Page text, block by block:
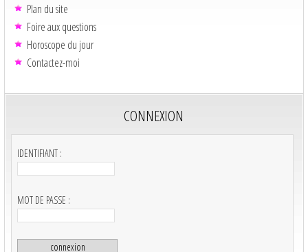
Plan du site
Foire aux questions
Horoscope du jour
Contactez-moi
CONNEXION
IDENTIFIANT :
MOT DE PASSE :